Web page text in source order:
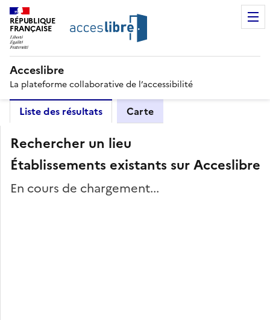
RÉPUBLIQUE
FRANÇAISE
Acceslibre
La plateforme collaborative de l’accessibilité
Liste des résultats Carte
Rechercher un lieu
Établissements existants sur Acceslibre
En cours de chargement...